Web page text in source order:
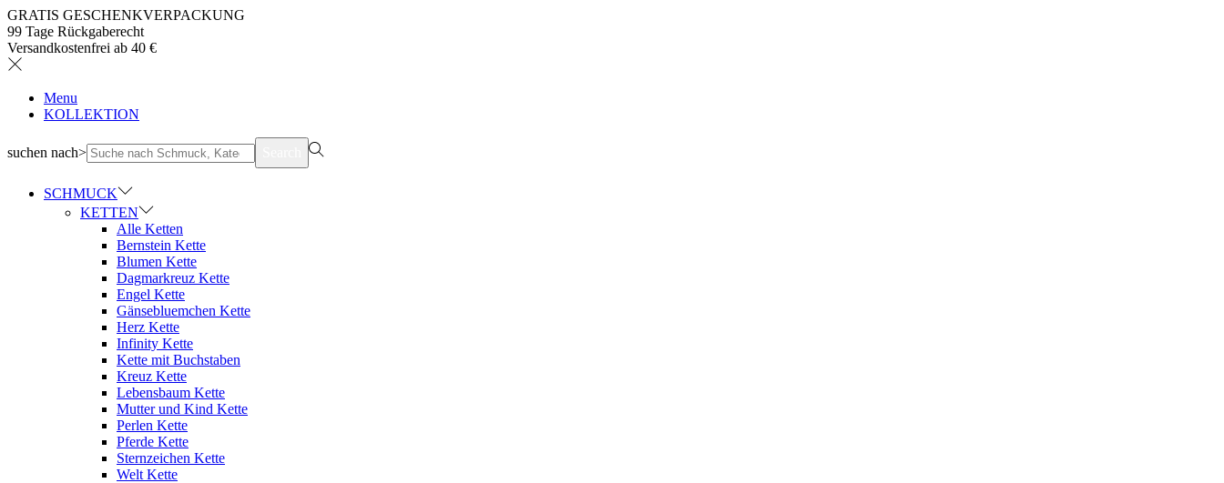
GRATIS GESCHENKVERPACKUNG
99 Tage Rückgaberecht
Versandkostenfrei ab 40 €
Menu
KOLLEKTION
suchen nach>
SCHMUCK
KETTEN
Alle Ketten
Bernstein Kette
Blumen Kette
Dagmarkreuz Kette
Engel Kette
Gänsebluemchen Kette
Herz Kette
Infinity Kette
Kette mit Buchstaben
Kreuz Kette
Lebensbaum Kette
Mutter und Kind Kette
Perlen Kette
Pferde Kette
Sternzeichen Kette
Welt Kette